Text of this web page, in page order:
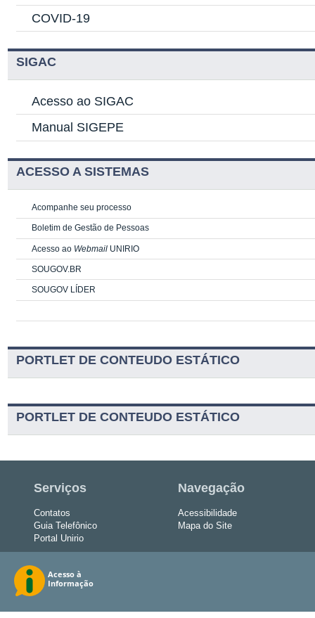
COVID-19
SIGAC
Acesso ao SIGAC
Manual SIGEPE
ACESSO A SISTEMAS
Acompanhe seu processo
Boletim de Gestão de Pessoas
Acesso ao Webmail UNIRIO
SOUGOV.BR
SOUGOV LÍDER
PORTLET DE CONTEUDO ESTÁTICO
PORTLET DE CONTEUDO ESTÁTICO
Serviços
Contatos
Guia Telefônico
Portal Unirio
Navegação
Acessibilidade
Mapa do Site